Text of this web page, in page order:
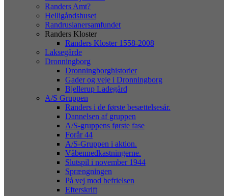
Randers Amt?
Helligåndshuset
Randrusianersamfundet
Randers Kloster
Randers Kloster 1558-2008
Laksegårde
Dronningborg
Dronningborghistorier
Gader og veje i Dronningborg
Bjellerup Ladegård
A/S Gruppen
Randers i de første besættelsesår.
Dannelsen af gruppen
A/S-gruppens første fase
Forår 44
A/S-Gruppen i aktion.
Våbennedkastningerne.
Slutspil i november 1944
Sprængningen
På vej mod befrielsen
Efterskrift